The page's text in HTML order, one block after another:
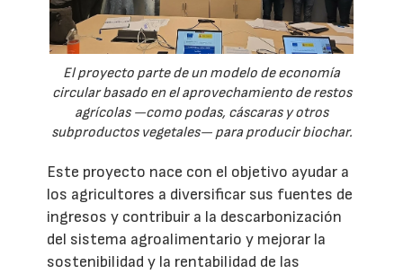
El proyecto parte de un modelo de economía
circular basado en el aprovechamiento de restos
agrícolas —como podas, cáscaras y otros
subproductos vegetales— para producir biochar.
Este proyecto nace con el objetivo ayudar a
los agricultores a diversificar sus fuentes de
ingresos y contribuir a la descarbonización
del sistema agroalimentario y mejorar la
sostenibilidad y la rentabilidad de las